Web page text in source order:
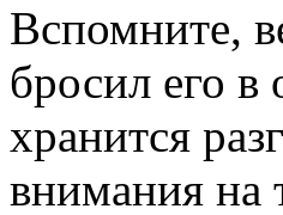
Вспомните,
бросил его
хранится
внимания на